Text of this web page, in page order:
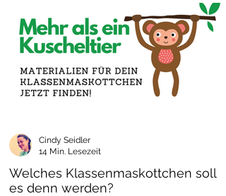
Welches Klassenmaskottchen soll
es denn werden?
Cindy Seidler
14 Min. Lesezeit